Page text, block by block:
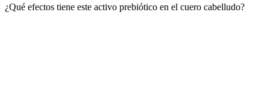
¿Qué efectos tiene este activo prebiótico en el cuero cabelludo?